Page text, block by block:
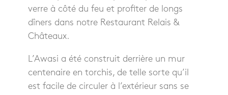
verre à côté du feu et profiter de longs
dîners dans notre Restaurant Relais &
Châteaux.
L’Awasi a été construit derrière un mur
centenaire en torchis, de telle sorte qu’il
est facile de circuler à l’extérieur sans se